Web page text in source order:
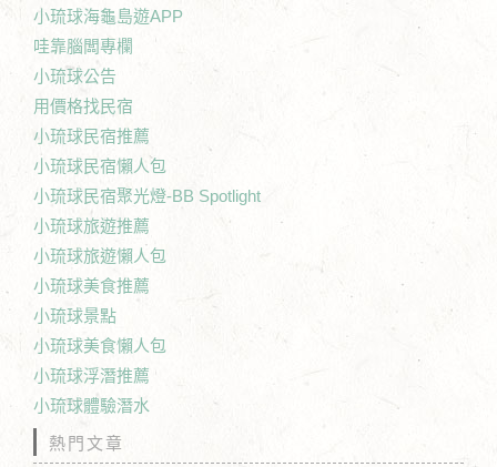
小琉球海龜島遊APP
哇靠腦闆專欄
小琉球公告
用價格找民宿
小琉球民宿推薦
小琉球民宿懶人包
小琉球民宿聚光燈-BB Spotlight
小琉球旅遊推薦
小琉球旅遊懶人包
小琉球美食推薦
小琉球景點
小琉球美食懶人包
小琉球浮潛推薦
小琉球體驗潛水
熱門文章